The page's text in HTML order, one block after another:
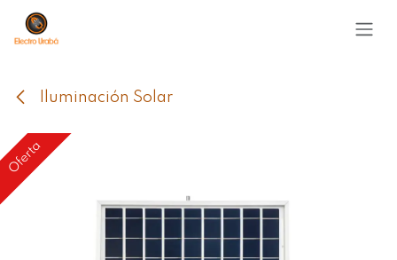
Ir al contenido
Iluminación Solar
Oferta